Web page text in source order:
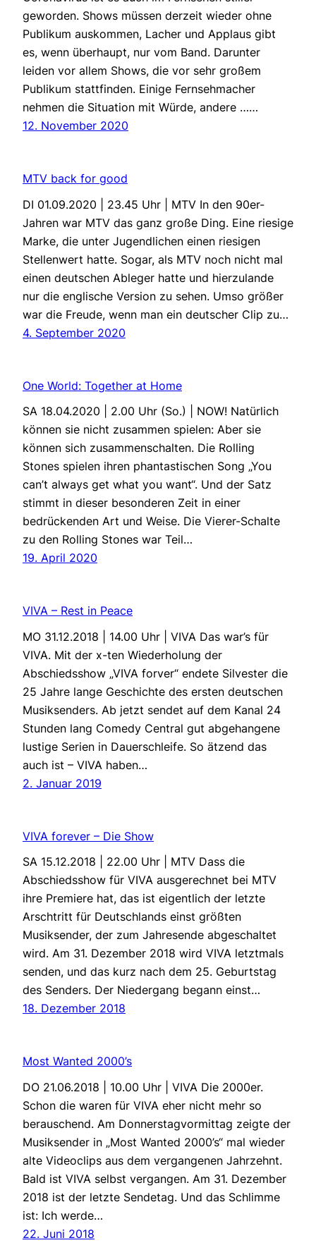
geworden. Shows müssen derzeit wieder ohne
Publikum auskommen, Lacher und Applaus gibt
es, wenn überhaupt, nur vom Band. Darunter
leiden vor allem Shows, die vor sehr großem
Publikum stattfinden. Einige Fernsehmacher
nehmen die Situation mit Würde, andere ……
12. November 2020
MTV back for good
DI 01.09.2020 | 23.45 Uhr | MTV In den 90er-
Jahren war MTV das ganz große Ding. Eine riesige
Marke, die unter Jugendlichen einen riesigen
Stellenwert hatte. Sogar, als MTV noch nicht mal
einen deutschen Ableger hatte und hierzulande
nur die englische Version zu sehen. Umso größer
war die Freude, wenn man ein deutscher Clip zu…
4. September 2020
One World: Together at Home
SA 18.04.2020 | 2.00 Uhr (So.) | NOW! Natürlich
können sie nicht zusammen spielen: Aber sie
können sich zusammenschalten. Die Rolling
Stones spielen ihren phantastischen Song „You
can’t always get what you want“. Und der Satz
stimmt in dieser besonderen Zeit in einer
bedrückenden Art und Weise. Die Vierer-Schalte
zu den Rolling Stones war Teil…
19. April 2020
VIVA – Rest in Peace
MO 31.12.2018 | 14.00 Uhr | VIVA Das war’s für
VIVA. Mit der x-ten Wiederholung der
Abschiedsshow „VIVA forver“ endete Silvester die
25 Jahre lange Geschichte des ersten deutschen
Musiksenders. Ab jetzt sendet auf dem Kanal 24
Stunden lang Comedy Central gut abgehangene
lustige Serien in Dauerschleife. So ätzend das
auch ist – VIVA haben…
2. Januar 2019
VIVA forever – Die Show
SA 15.12.2018 | 22.00 Uhr | MTV Dass die
Abschiedsshow für VIVA ausgerechnet bei MTV
ihre Premiere hat, das ist eigentlich der letzte
Arschtritt für Deutschlands einst größten
Musiksender, der zum Jahresende abgeschaltet
wird. Am 31. Dezember 2018 wird VIVA letztmals
senden, und das kurz nach dem 25. Geburtstag
des Senders. Der Niedergang begann einst…
18. Dezember 2018
Most Wanted 2000’s
DO 21.06.2018 | 10.00 Uhr | VIVA Die 2000er.
Schon die waren für VIVA eher nicht mehr so
berauschend. Am Donnerstagvormittag zeigte der
Musiksender in „Most Wanted 2000’s“ mal wieder
alte Videoclips aus dem vergangenen Jahrzehnt.
Bald ist VIVA selbst vergangen. Am 31. Dezember
2018 ist der letzte Sendetag. Und das Schlimme
ist: Ich werde…
22. Juni 2018